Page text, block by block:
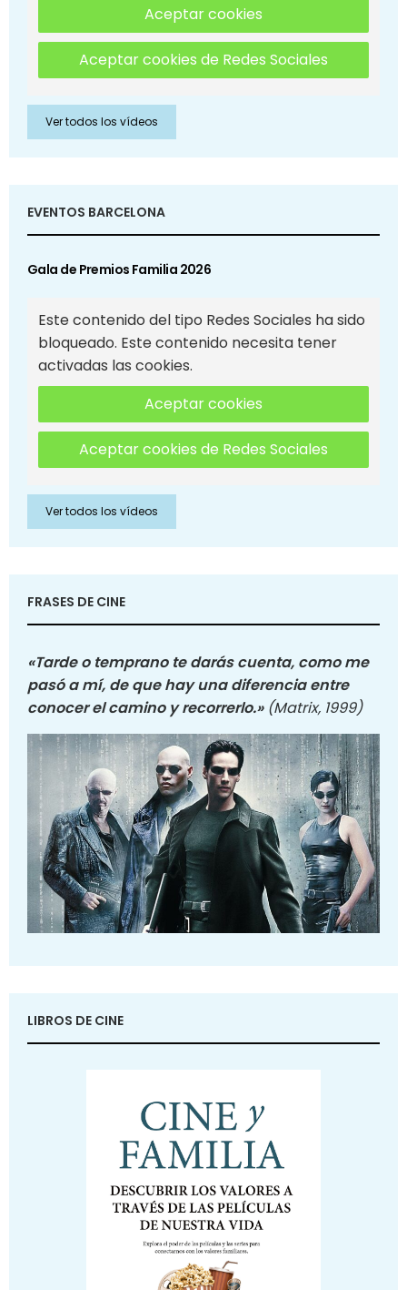
Aceptar cookies
Aceptar cookies de Redes Sociales
Ver todos los vídeos
EVENTOS BARCELONA
Gala de Premios Familia 2026
Este contenido del tipo Redes Sociales ha sido
bloqueado. Este contenido necesita tener
activadas las cookies.
Aceptar cookies
Aceptar cookies de Redes Sociales
Ver todos los vídeos
FRASES DE CINE
«Tarde o temprano te darás cuenta, como me
pasó a mí, de que hay una diferencia entre
conocer el camino y recorrerlo.» (Matrix, 1999)
LIBROS DE CINE